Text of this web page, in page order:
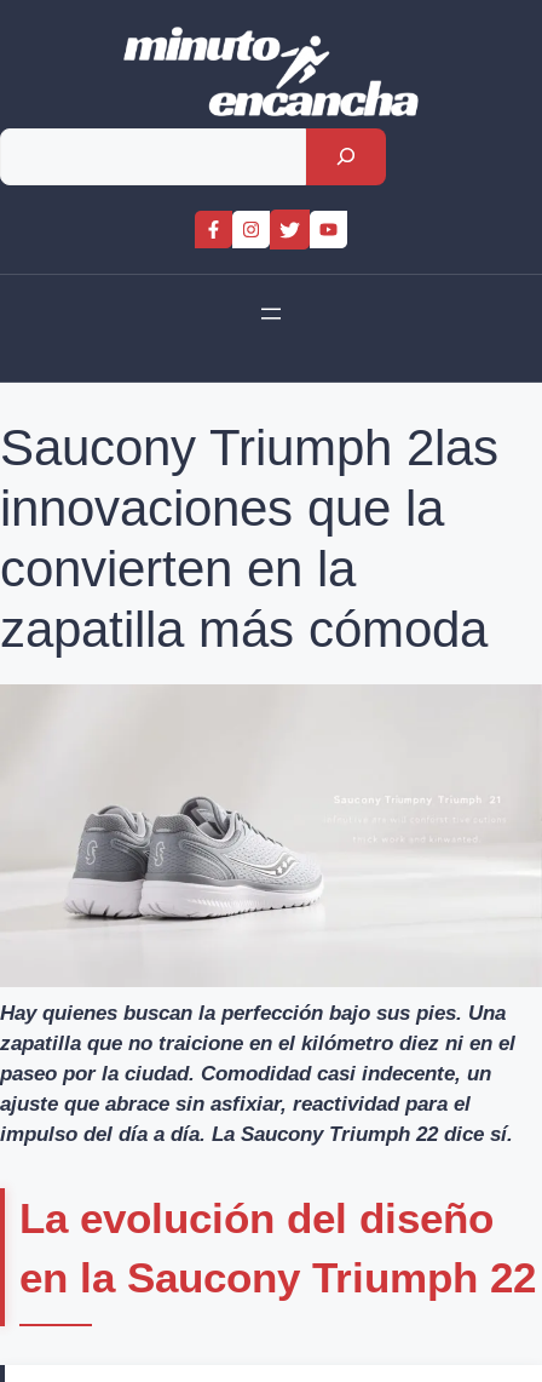
Rechercher
Saucony Triumph 2las
innovaciones que la
convierten en la
zapatilla más cómoda
Hay quienes buscan la perfección bajo sus pies. Una
zapatilla que no traicione en el kilómetro diez ni en el
paseo por la ciudad. Comodidad casi indecente, un
ajuste que abrace sin asfixiar, reactividad para el
impulso del día a día. La Saucony Triumph 22 dice sí.
La evolución del diseño
en la Saucony Triumph 22